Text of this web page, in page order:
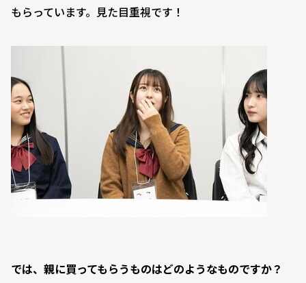
もらっています。見た目重視です！
――では、親に買ってもらうものはどのようなものですか？